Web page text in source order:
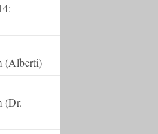
(Alberti)
(Dr.